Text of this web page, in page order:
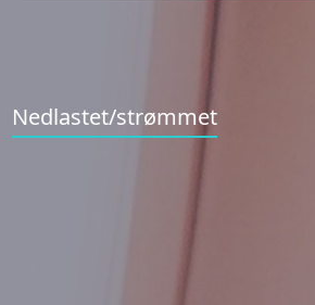
Nedlastet/strømmet